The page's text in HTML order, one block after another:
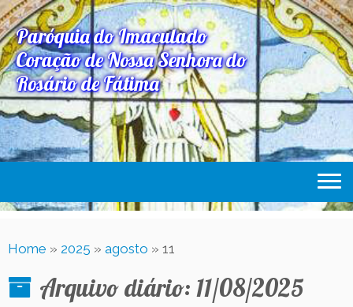
Paróquia do Imaculado
Coração de Nossa Senhora do
Rosário de Fátima
Paróquia
Expediente Paroquial
Home » 2025 » agosto » 11
Arquivo diário: 11/08/2025